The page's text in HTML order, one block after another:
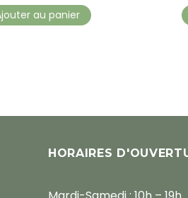
au panier
HORAIRES